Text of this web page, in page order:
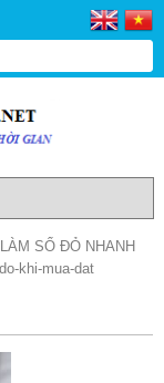
SỔ ĐỎ NHANH
khi-mua-dat